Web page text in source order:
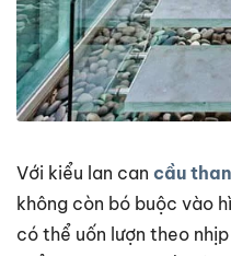
Với kiểu lan can cầu
không còn bó buộc vào
có thể uốn lượn theo